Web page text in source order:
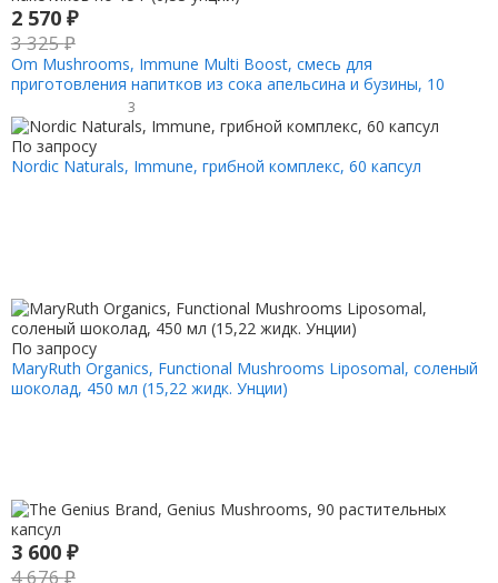
2 570 ₽
3 325₽
Om Mushrooms, Immune Multi Boost, смесь для
приготовления напитков из сока апельсина и бузины, 10
пакетиков по 15 г (0,53 унции)
3
По запросу
Nordic Naturals, Immune, грибной комплекс, 60 капсул
По запросу
MaryRuth Organics, Functional Mushrooms Liposomal, соленый
шоколад, 450 мл (15,22 жидк. Унции)
3 600 ₽
4 676₽